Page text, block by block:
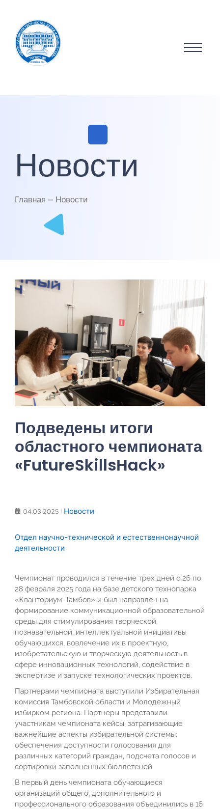
Новости
Главная — Новости
Подведены итоги
областного чемпионата
«FutureSkillsHack»
04.03.2025 Новости
Отдел научно-технической и естественнонаучной
деятельности
Чемпионат проводился в течение трех дней с 26 по
28 февраля 2025 года на базе детского технопарка
«Кванториум-Тамбов» и был направлен на
формирование коммуникационной образовательной
среды для стимулирования творческой,
познавательной, интеллектуальной инициативы
обучающихся, вовлечение их в проектную,
изобретательскую и творческую деятельность в
сфере инновационных технологий, содействие в
экспертизе и запуске технологических проектов.
Партнерами чемпионата выступили Избирательная
комиссия Тамбовской области и Молодежный
избирком региона. Партнеры представили
участникам чемпионата кейсы, затрагивающие
важнейшие аспекты избирательной системы:
обеспечения доступности голосования для
различных категорий граждан, подсчета голосов и
сортировки заполненных бюллетеней.
В первый день чемпионата обучающиеся
организаций общего, дополнительного и
профессионального образования объединились в 16